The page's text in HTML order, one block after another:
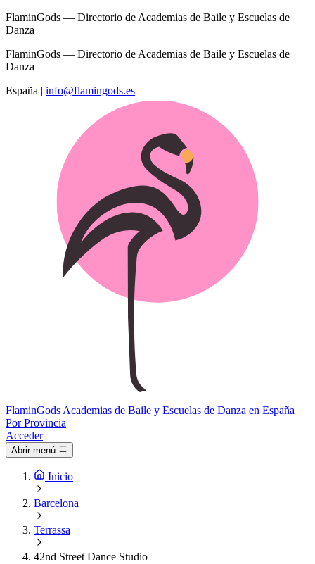
FlaminGods — Directorio de Academias de Baile y Escuelas de
Danza
FlaminGods — Directorio de Academias de Baile y Escuelas de
Danza
España | info@flamingods.es
FlaminGods Academias de Baile y Escuelas de Danza en España
Por Provincia
Acceder
Abrir menú
Inicio
Barcelona
Terrassa
42nd Street Dance Studio